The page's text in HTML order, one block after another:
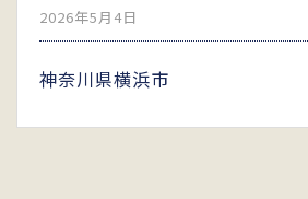
2026年5月4日
神奈川県横浜市